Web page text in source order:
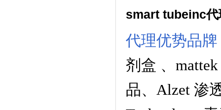
smart tubeinc代
代理优势品牌
剂盒 、
品、 Alzet 渗